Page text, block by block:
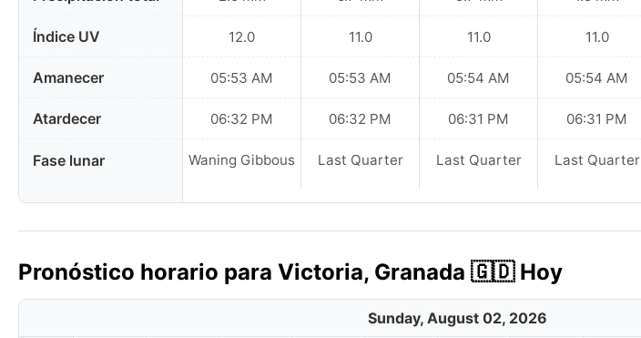
Índice UV
Amanecer
Atardecer
Fase lunar
12.0
05:53 AM
06:32 PM
Waning Gibbous
11.0
05:53 AM
06:32 PM
Last Quarter
11.0
05:54 AM
06:31 PM
Last Quarter
11.0
05:54 AM
06:31 PM
Last Quarter
Pronóstico horario para Victoria, Granada 🇬🇩 Hoy
Sunday, August 02, 2026